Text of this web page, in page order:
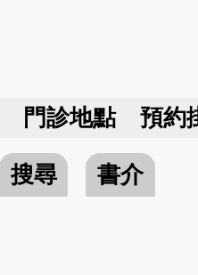
門診地點 預約
搜尋
書介